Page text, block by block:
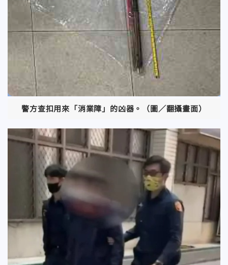
警方查扣用來「消業障」的凶器。（圖／翻攝畫面）